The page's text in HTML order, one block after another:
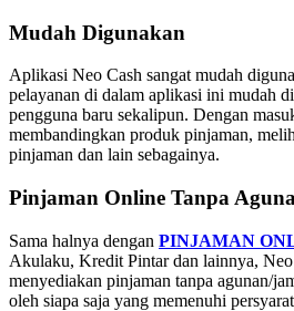
Mudah Digunakan
Aplikasi Neo Cash sangat mudah
pelayanan di dalam aplikasi ini mudah
pengguna baru sekalipun. Dengan
membandingkan produk pinjaman,
pinjaman dan lain sebagainya.
Pinjaman Online Tanpa
Sama halnya dengan PINJAMAN
Akulaku, Kredit Pintar dan lainnya, Neo
menyediakan pinjaman tanpa agunan/
oleh siapa saja yang memenuhi